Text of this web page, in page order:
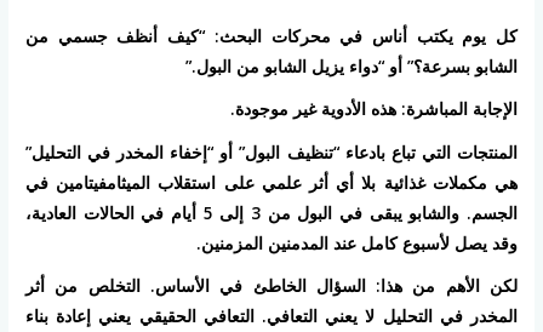
كل يوم يكتب أناس في محركات البحث: “كيف أنظف جسمي من
الشابو بسرعة؟” أو “دواء يزيل الشابو من البول.”
الإجابة المباشرة: هذه الأدوية غير موجودة.
المنتجات التي تباع بادعاء “تنظيف البول” أو “إخفاء المخدر في التحليل”
هي مكملات غذائية بلا أي أثر علمي على استقلاب الميثامفيتامين في
الجسم. والشابو يبقى في البول من 3 إلى 5 أيام في الحالات العادية،
وقد يصل لأسبوع كامل عند المدمنين المزمنين.
لكن الأهم من هذا: السؤال الخاطئ في الأساس. التخلص من أثر
المخدر في التحليل لا يعني التعافي. التعافي الحقيقي يعني إعادة بناء